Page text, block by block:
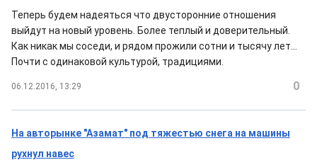
Теперь будем надеяться что двусторонние отношения
выйдут на новый уровень. Более теплый и доверительный.
Как никак мы соседи, и рядом прожили сотни и тысячу лет...
Почти с одинаковой культурой, традициями.
06.12.2016, 13:29 0
На авторынке "Азамат" под тяжестью снега на машины
рухнул навес